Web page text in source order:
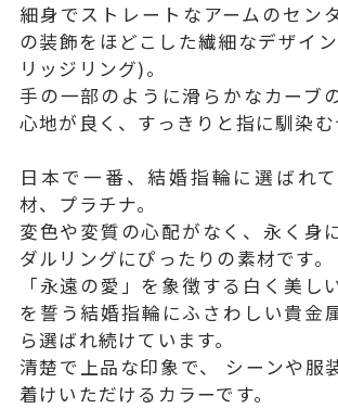
細身でストレートなアームのセン
の装飾をほどこした繊細なデザイ
リッジリング)。
手の一部のように滑らかなカーブ
心地が良く、すっきりと指に馴染む
日本で一番、結婚指輪に選ばれ
材、プラチナ。
変色や変質の心配がなく、永く身
ダルリングにぴったりの素材です。
「永遠の愛」を象徴する白く美し
を誓う結婚指輪にふさわしい貴金
ら選ばれ続けています。
清楚で上品な印象で、 シーンや服
着けいただけるカラーです。